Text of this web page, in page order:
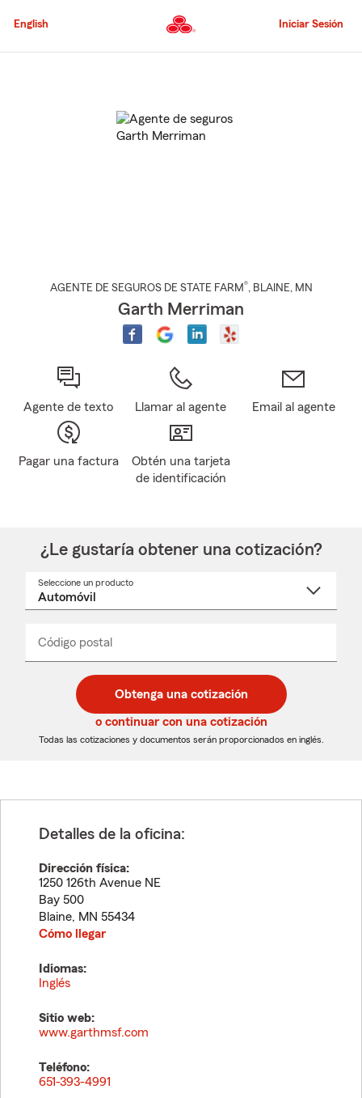
al
principal
English Iniciar Sesión
AGENTE DE SEGUROS DE STATE FARM®, BLAINE, MN
Garth Merriman
Agente de texto Llamar al agente Email al agente
Pagar una factura
Obtén una tarjeta
de identificación
¿Le gustaría obtener una cotización?
Seleccione un producto
desplegable
Código postal
de
5
dígitos
de
5
dígitos
_____
Obtenga una cotización
o continuar con una cotización
Todas las cotizaciones y documentos serán proporcionados en inglés.
Detalles de la oficina:
Dirección física:
1250 126th Avenue NE
Bay 500
Blaine, MN 55434
Cómo llegar
Idiomas:
Inglés
Sitio web:
www.garthmsf.com
Teléfono:
651-393-4991